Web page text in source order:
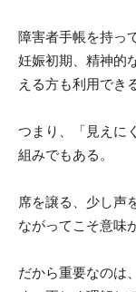
障害者手帳を持っ
妊娠初期、精神的
える方も利用できる
つまり、「見えに
組みでもある。
席を譲る、少し声
ながってこそ意味
だから重要なのは